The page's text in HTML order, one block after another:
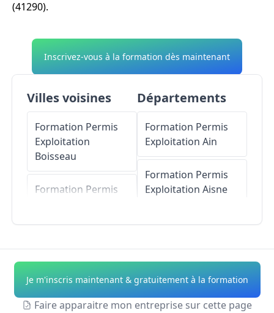
(41290).
Inscrivez-vous à la formation dès maintenant
Villes voisines
Formation Permis
Exploitation
Boisseau
Formation Permis
Formation Permis
Exploitation
Oucques
Départements
Formation Permis
Exploitation Ain
Formation Permis
Exploitation Aisne
Formation Permis
ExploitationAlpes-
de-Haute-Provence
Je m'inscris maintenant & gratuitement à la formation
Faire apparaitre mon entreprise sur cette page